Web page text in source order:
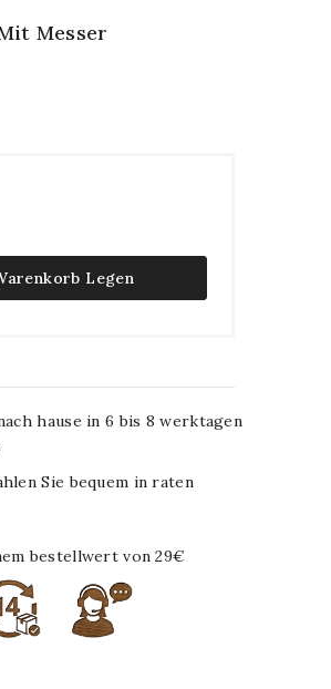
Messer
Legen
hause in 6 bis 8 werktagen
Sie bequem in raten
bestellwert von 29€